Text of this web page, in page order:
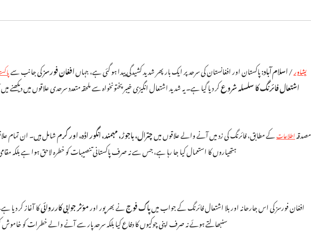
پشاور/ اسلام آباد:پاکستان اور افغانستان کی سرحد پر ایک بار پھر شدید کشیدگی پیدا ہو گئی ہے، جہاںافغان فورسزکی جانب سے
اشتعال فائرنگ کا سلسلہ شروعکر دیا گیا ہے۔ یہ شدید اشتعال انگیزی خیبرپختونخواہ سے ملحقہ متعدد سرحدی علاقوں میں
مصدقہاطلاعاتکے مطابق، فائرنگ کی زد میں آنے والے علاقوں میںچترال، باجوڑ، مہمند، انگور اڈہ، اور کرمشامل ہیں۔ ان تمام
ہتھیاروں کا استعمال کیا جا رہا ہے، جس سے نہ صرف پاکستانی تنصیبات کو خطرہ لاحق ہوا ہے بلکہ
افغان فورسز کی اس جارحانہ اور بلا اشتعال فائرنگ کے جواب میںپاک فوجنے بھرپور اورمؤثر جوابی کارروائیکا آغاز کر
سنبھالتے ہوئے نہ صرف اپنی چوکیوں کا دفاع کیا بلکہ سرحد پار سے آنے والے خطرات کو